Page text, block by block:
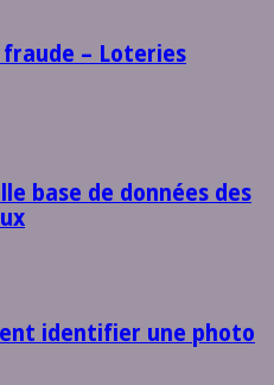
– Loteries
base de données des
identifier une photo